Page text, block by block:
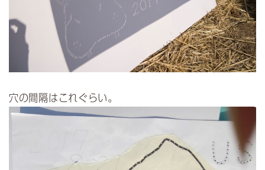
穴の間隔はこれぐらい。